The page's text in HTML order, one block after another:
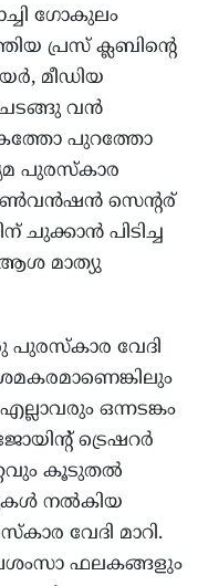
ഗോകുലം
പ്രസ് ക്ലബിന്റെ
മീഡിയ
വന്‍
പുറത്തോ
പുരസ്‌കാര
സെന്റര്
ചുക്കാന്‍ പിടിച്ച
ആശ മാത്യു
പുരസ്‌കാര വേദി
ഒന്നടങ്കം
ട്രെഷറര്‍
കൂടുതല്‍
നല്‍കിയ
വേദി മാറി.
ഫലകങ്ങളും